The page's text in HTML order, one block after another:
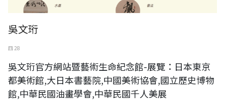
吳文珩
四 28
吳文珩官方網站暨藝術生命紀念館-展覽：日本東京
都美術館,大日本書藝院,中國美術協會,國立歷史博物
館,中華民國油畫學會,中華民國千人美展